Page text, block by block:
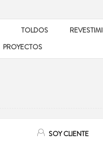
TOLDOS
PROYECTOS
SOY CLIENTE